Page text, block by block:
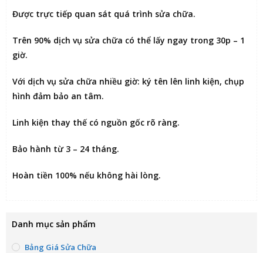
Được trực tiếp quan sát quá trình sửa chữa.
Trên 90% dịch vụ sửa chữa có thể lấy ngay trong 30p – 1
giờ.
Với dịch vụ sửa chữa nhiều giờ: ký tên lên linh kiện, chụp
hình đảm bảo an tâm.
Linh kiện thay thế có nguồn gốc rõ ràng.
Bảo hành từ 3 – 24 tháng.
Hoàn tiền 100% nếu không hài lòng.
Danh mục sản phẩm
Bảng Giá Sửa Chữa